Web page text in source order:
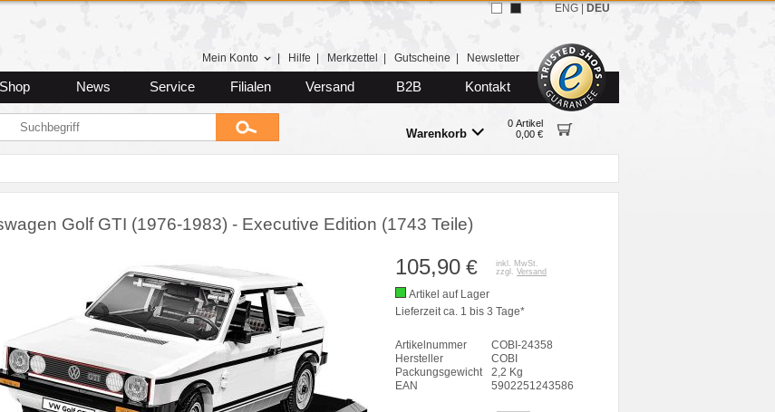
Mein Konto Hilfe Merkzettel Gutscheine Newsletter
Shop News Service Filialen Versand B2B Kontakt
Warenkorb
0 Artikel
0,00 €
ENG DEU
Golf GTI (1976-1983) - Executive Edition (1743 Teile)
105,90 €
inkl. MwSt.
zzgl. Versand
Artikel auf Lager
Lieferzeit ca. 1 bis 3 Tage*
Artikelnummer
COBI-24358
Hersteller
COBI
Packungsgewicht
2,2 Kg
EAN
5902251243586